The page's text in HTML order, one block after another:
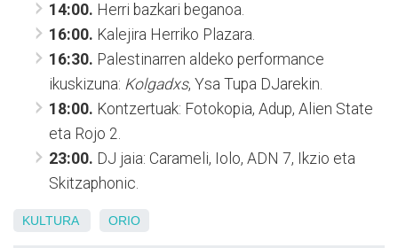
14:00. Herri bazkari beganoa.
16:00. Kalejira Herriko Plazara.
16:30. Palestinarren aldeko performance
ikuskizuna: Kolgadxs, Ysa Tupa DJarekin.
18:00. Kontzertuak: Fotokopia, Adup, Alien State
eta Rojo 2.
23:00. DJ jaia: Carameli, Iolo, ADN 7, Ikzio eta
Skitzaphonic.
KULTURA ORIO